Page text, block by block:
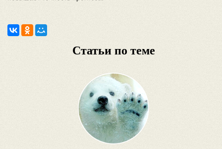
Статьи по теме